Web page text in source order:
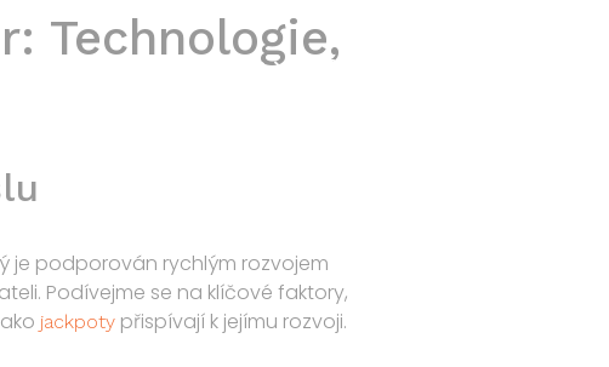
Products R&D
Technologie,
je podporován rychlým rozvojem
Podívejme se na klíčové faktory,
jackpoty přispívají k jejímu rozvoji.